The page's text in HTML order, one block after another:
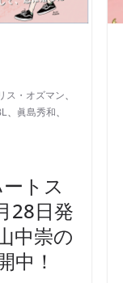
ス・オズマン、
、 眞島秀和、
トス
28日発
中崇の
中！